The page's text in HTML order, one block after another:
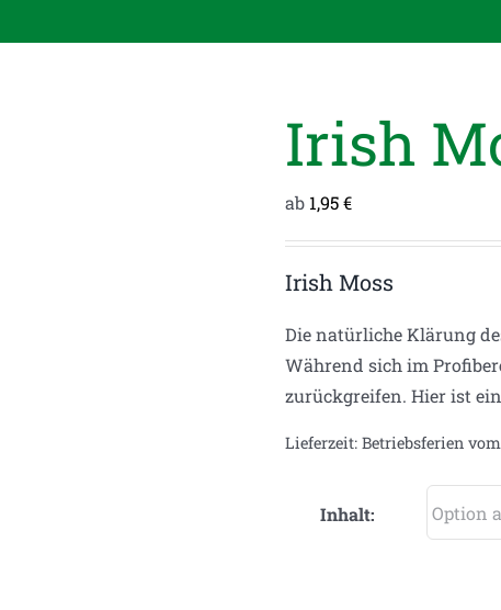
Irish
ab 1,95€
Irish Moss
Die natürliche Klärung
Während sich im
zurückgreifen. Hier ist
Lieferzeit: Betriebsferien
Inhalt: